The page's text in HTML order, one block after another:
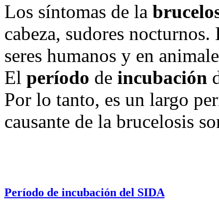
Los síntomas de la
cabeza, sudores
seres humanos y en
El período de incubación
Por lo tanto, es un largo
causante de la brucelosis
Período de incubación del SIDA